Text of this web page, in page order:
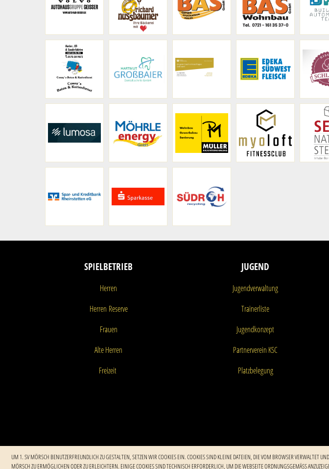
UM 1. SV MÖRSCH BENUTZERFREUNDLICH ZU GESTALTEN, SETZEN WIR COOKIES EIN. COOKIES SIND KLEINE DATEIEN, DIE VOM BROWSER VERWALTET
MÖRSCH ZU ERMÖGLICHEN ODER ZU ERLEICHTERN. EINIGE COOKIES SIND TECHNISCH ERFORDERLICH, UM DIE WEBSEITE ORDNUNGSGEMÄSS
SPIELBETRIEB
Herren
Herren Reserve
Frauen
Alte Herren
Freizeit
JUGEND
Jugendverwaltung
Trainerliste
Jugendkonzept
Partnerverein KSC
Platzbelegung
Copyright 1. SV Mörsch